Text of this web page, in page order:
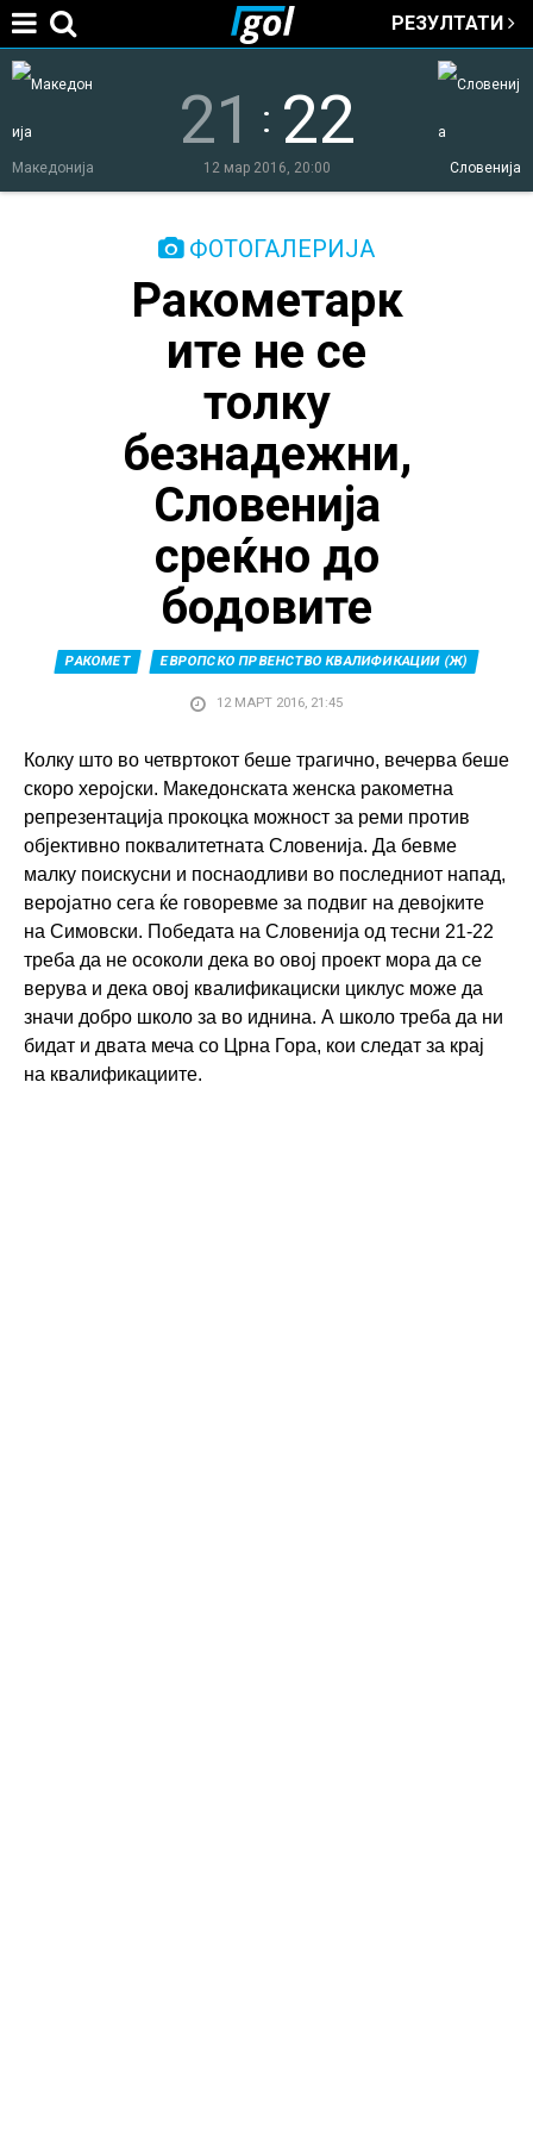
РЕЗУЛТАТИ
Македонија Словенија
21 : 22
12 мар 2016, 20:00
ФОТОГАЛЕРИЈА
Ракометарк
ите не се
толку
безнадежни,
Словенија
среќно до
бодовите
РАКОМЕТ ЕВРОПСКО ПРВЕНСТВО КВАЛИФИКАЦИИ (Ж)
12 МАРТ 2016, 21:45
Колку што во четвртокот беше трагично, вечерва беше
скоро херојски. Македонската женска ракометна
репрезентација прокоцка можност за реми против
објективно поквалитетната Словенија. Да бевме
малку поискусни и поснаодливи во последниот напад,
веројатно сега ќе говоревме за подвиг на девојките
на Симовски. Победата на Словенија од тесни 21-22
треба да не осоколи дека во овој проект мора да се
верува и дека овој квалификациски циклус може да
значи добро школо за во иднина. А школо треба да ни
бидат и двата меча со Црна Гора, кои следат за крај
на квалификациите.